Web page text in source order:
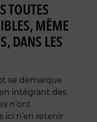
TOUTES
MÊME
DANS LES
se démarque
intégrant des
n’ont
ici n’en retenir